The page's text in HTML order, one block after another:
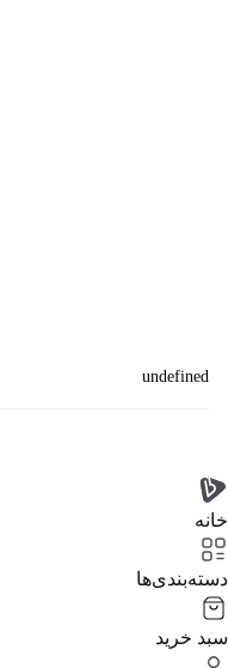
undefined
خانه
دسته‌بندی‌‌ها
سبد خرید